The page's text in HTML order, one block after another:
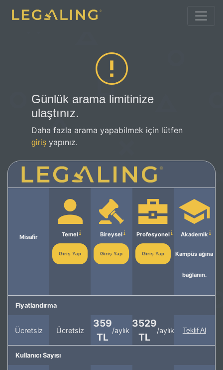
Günlük arama limitinize
ulaştınız.
Daha fazla arama yapabilmek için lütfen
giriş yapınız.
Misafir Temel
Giriş Yap
Bireysel
Giriş Yap
Profesyonel
Giriş Yap
Akademik
Kampüs ağına
bağlanın.
Fiyatlandırma
Ücretsiz Ücretsiz
359
TL
/aylık
3529
TL
/aylık Teklif Al
Kullanıcı Sayısı